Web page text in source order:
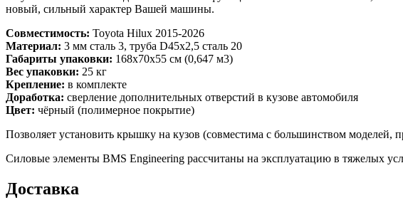
новый, сильный характер Вашей машины.
Совместимость: Toyota Hilux 2015-2026
Материал: 3 мм сталь 3, труба D45x2,5 сталь 20
Габариты упаковки: 168х70х55 см (0,647 м3)
Вес упаковки: 25 кг
Крепление: в комплекте
Доработка: сверление дополнительных отверстий в кузове автомобиля
Цвет: чёрный (полимерное покрытие)
Позволяет установить крышку на кузов (совместима с большинством моделей,
Силовые элементы BMS Engineering рассчитаны на эксплуатацию в тяжелых
Доставка